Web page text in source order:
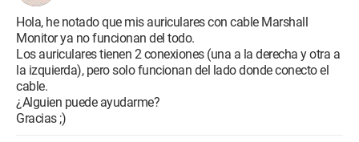
Hola, he notado que mis auriculares con cable Marshall
Monitor ya no funcionan del todo.
Los auriculares tienen 2 conexiones (una a la derecha y otra a
la izquierda), pero solo funcionan del lado donde conecto el
cable.
¿Alguien puede ayudarme?
Gracias ;)